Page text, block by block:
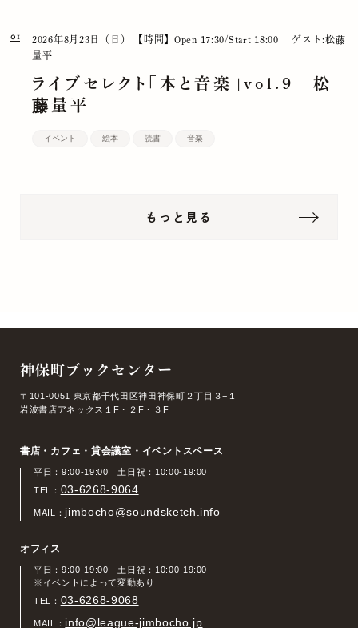
01 2026年8月23日（日） 【時間】Open 17:30/Start 18:00
ゲスト:松藤
量平
ライブセレクト「本と音楽」vol.9 松
藤量平
イベント 絵本 読書 音楽
もっと見る
神保町ブックセンター
〒101-0051 東京都千代田区神田神保町２丁目３−１
岩波書店アネックス１F・２F・３F
書店・カフェ・貸会議室・イベントスペース
平日：9:00-19:00 土日祝：10:00-19:00
TEL： 03-6268-9064
MAIL： jimbocho@soundsketch.info
オフィス
平日：9:00-19:00 土日祝：10:00-19:00
※イベントによって変動あり
TEL： 03-6268-9068
MAIL： info@league-jimbocho.jp